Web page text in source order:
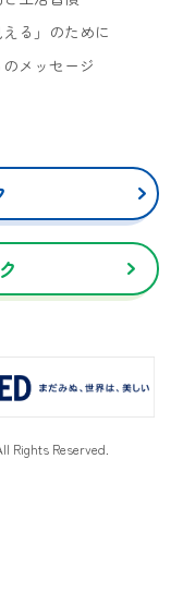
る」のために
メッセージ
Rights Reserved.